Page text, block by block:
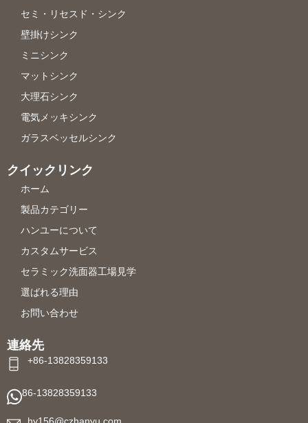
セミ・リセスド・シンク
壁掛けシンク
ミニシンク
マットシンク
大理石シンク
電気メッキシンク
ガラスベッセルシンク
クイックリンク
ホーム
製品カテゴリー
ハンユーについて
カスタムサービス
セラミック洗面器工場見学
選ばれる理由
お問い合わせ
連絡先
+86-13828359133
86-13828359133